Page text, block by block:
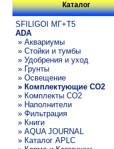
Каталог
SFILIGOI МГ+Т5
ADA
» Аквариумы
» Стойки и тумбы
» Удобрения и уход
» Грунты
» Освещение
» Комплектующие СО2
» Комплекты CO2
» Наполнители
» Фильтрация
» Книги
» AQUA JOURNAL
» Каталог APLC